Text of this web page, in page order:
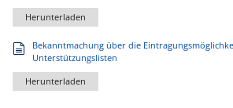
Herunterladen
Bekanntmachung über die
Unterstützungslisten
Herunterladen